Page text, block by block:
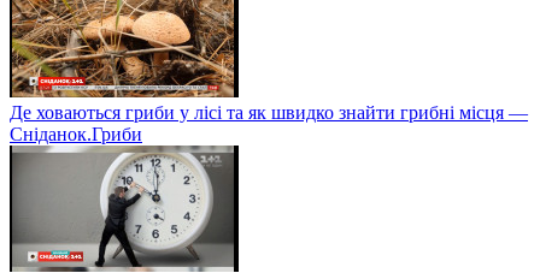
Де ховаються гриби у лісі та як швидко знайти грибні місця —
Сніданок.Гриби